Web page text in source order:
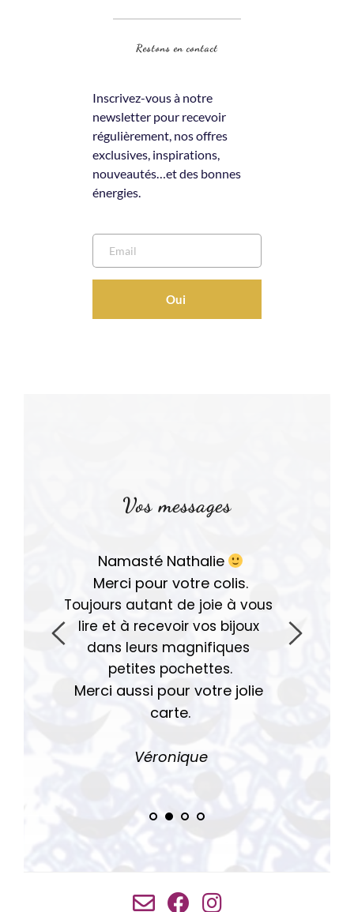
Restons en contact
Inscrivez-vous à notre
newsletter pour recevoir
régulièrement, nos offres
exclusives, inspirations,
nouveautés…et des bonnes
énergies.
Oui
Vos messages
Namasté Nathalie
Merci pour votre colis.
Toujours autant de joie à vous
lire et à recevoir vos bijoux
dans leurs magnifiques
petites pochettes.
Merci aussi pour votre jolie
carte.
Véronique